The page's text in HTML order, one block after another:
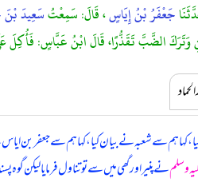
جَعْفَرُ بْنُ إِيَاسٍ، قَالَ: سَمِعْتُسَعِيدَ بْنَ
الضَّبَّ تَقَذُّرًا، قَالَ ابْنُ عَبَّاسٍ: فَأُكِلَ
ہم سے شعبہ نے بیان کیا، کہا ہم سے جعفر بن ایاس
وسلمنے پنیر اور گھی میں سے تو تناول فرمایا لیکن